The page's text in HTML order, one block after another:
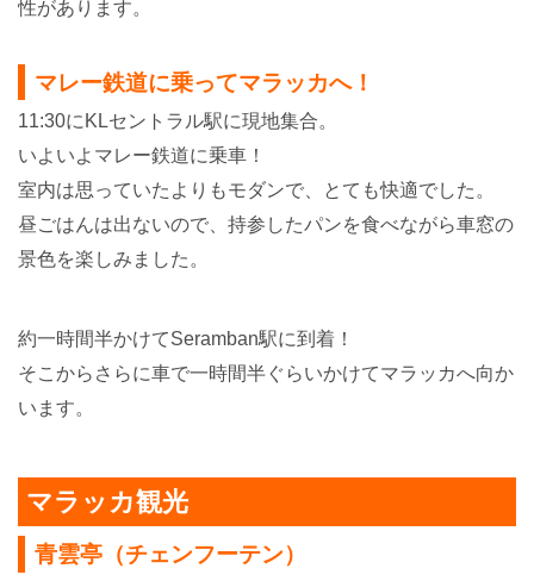
性があります。
マレー鉄道に乗ってマラッカへ！
11:30にKLセントラル駅に現地集合。
いよいよマレー鉄道に乗車！
室内は思っていたよりもモダンで、とても快適でした。
昼ごはんは出ないので、持参したパンを食べながら車窓の
景色を楽しみました。
約一時間半かけてSeramban駅に到着！
そこからさらに車で一時間半ぐらいかけてマラッカへ向か
います。
マラッカ観光
青雲亭（チェンフーテン）